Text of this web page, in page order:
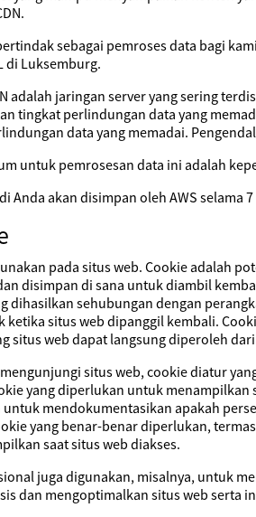
sebagai pemroses data bagi
di Luksemburg.
adalah jaringan server yang sering
tingkat perlindungan data yang
data yang memadai.
untuk pemrosesan data ini adalah
Anda akan disimpan oleh AWS selama
pada situs web. Cookie adalah
disimpan di sana untuk diambil
dihasilkan sehubungan dengan
ketika situs web dipanggil kembali.
situs web dapat langsung diperoleh
situs web, cookie diatur
yang diperlukan untuk menampilkan
mendokumentasikan apakah
yang benar-benar diperlukan,
saat situs web diakses.
juga digunakan, misalnya, untuk
dan mengoptimalkan situs web serta